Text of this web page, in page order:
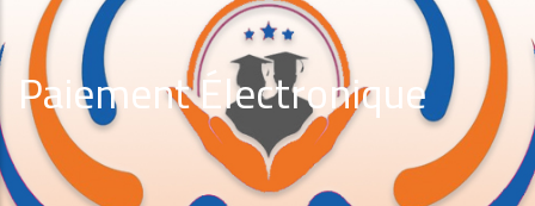
Paiement Électronique